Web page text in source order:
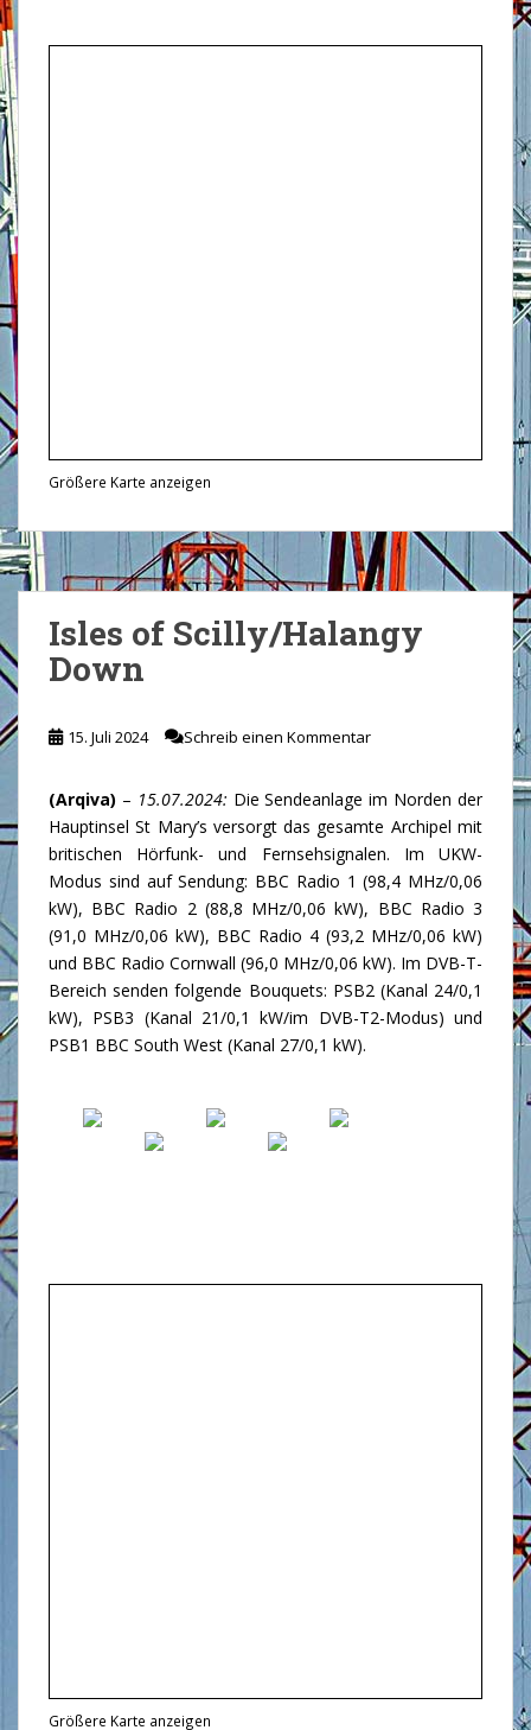
Größere Karte anzeigen
Isles of Scilly/Halangy
Down
15. Juli 2024 Schreib einen Kommentar
(Arqiva) – 15.07.2024: Die Sendeanlage im Norden der
Hauptinsel St Mary’s versorgt das gesamte Archipel mit
britischen Hörfunk- und Fernsehsignalen. Im UKW-
Modus sind auf Sendung: BBC Radio 1 (98,4 MHz/0,06
kW), BBC Radio 2 (88,8 MHz/0,06 kW), BBC Radio 3
(91,0 MHz/0,06 kW), BBC Radio 4 (93,2 MHz/0,06 kW)
und BBC Radio Cornwall (96,0 MHz/0,06 kW). Im DVB-T-
Bereich senden folgende Bouquets: PSB2 (Kanal 24/0,1
kW), PSB3 (Kanal 21/0,1 kW/im DVB-T2-Modus) und
PSB1 BBC South West (Kanal 27/0,1 kW).
Größere Karte anzeigen